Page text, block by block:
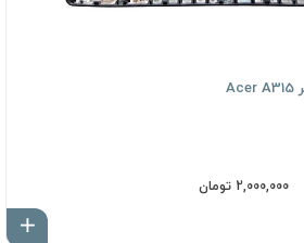
2,000,000 تومان